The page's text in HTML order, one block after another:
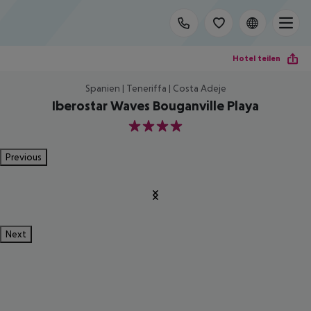
Hotel teilen
Spanien | Teneriffa | Costa Adeje
Iberostar Waves Bouganville Playa
4
Previous
Next